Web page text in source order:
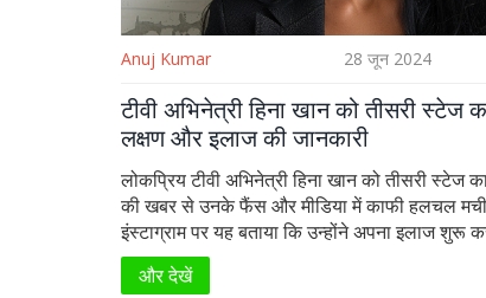
Anuj Kumar 28 जून 2024
टीवी अभिनेत्री हिना खान को तीसरी स्टेज
लक्षण और इलाज की जानकारी
लोकप्रिय टीवी अभिनेत्री हिना खान को तीसरी स्टेज
की खबर से उनके फैंस और मीडिया में काफी हलचल मची
इंस्टाग्राम पर यह बताया कि उन्होंने अपना इलाज शुरू
बीमारी का डटकर मुकाबला करने के लिए तैयार हैं।
और इलाज के विकल्पों पर इस लेख में विस्तार से जानें।
और देखें